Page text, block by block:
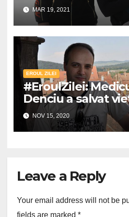
pentru fapte bune!
MAR 19, 2021
EROUL ZILEI
#EroulZilei:
Denciu a salvat
incendiul din
NOV 15, 2020
Leave a Reply
Your email address will not be
fields are marked *